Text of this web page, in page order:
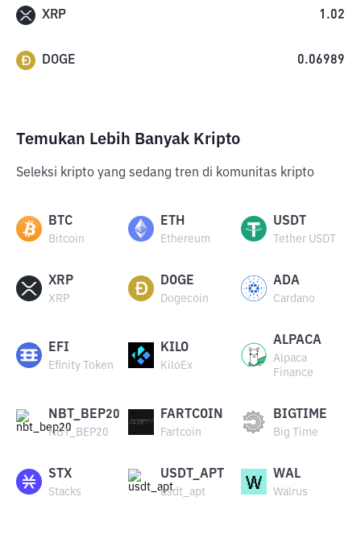
XRP 1.02
DOGE 0.06989
Temukan Lebih Banyak Kripto
Seleksi kripto yang sedang tren di komunitas kripto
BTC
Bitcoin
ETH
Ethereum
USDT
Tether USDT
XRP
XRP
DOGE
Dogecoin
ADA
Cardano
EFI
Efinity Token
KILO
KiloEx
ALPACA
Alpaca
Finance
NBT_BEP20
NBT_BEP20
FARTCOIN
Fartcoin
BIGTIME
Big Time
STX
Stacks
USDT_APT
usdt_apt
WAL
Walrus